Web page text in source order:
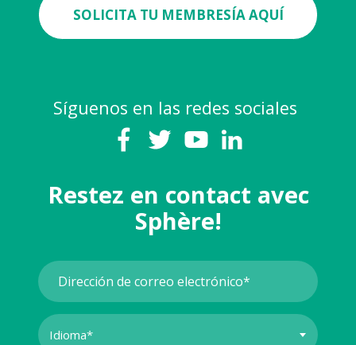
SOLICITA TU MEMBRESÍA AQUÍ
Síguenos en las redes sociales
Restez en contact avec
Sphère!